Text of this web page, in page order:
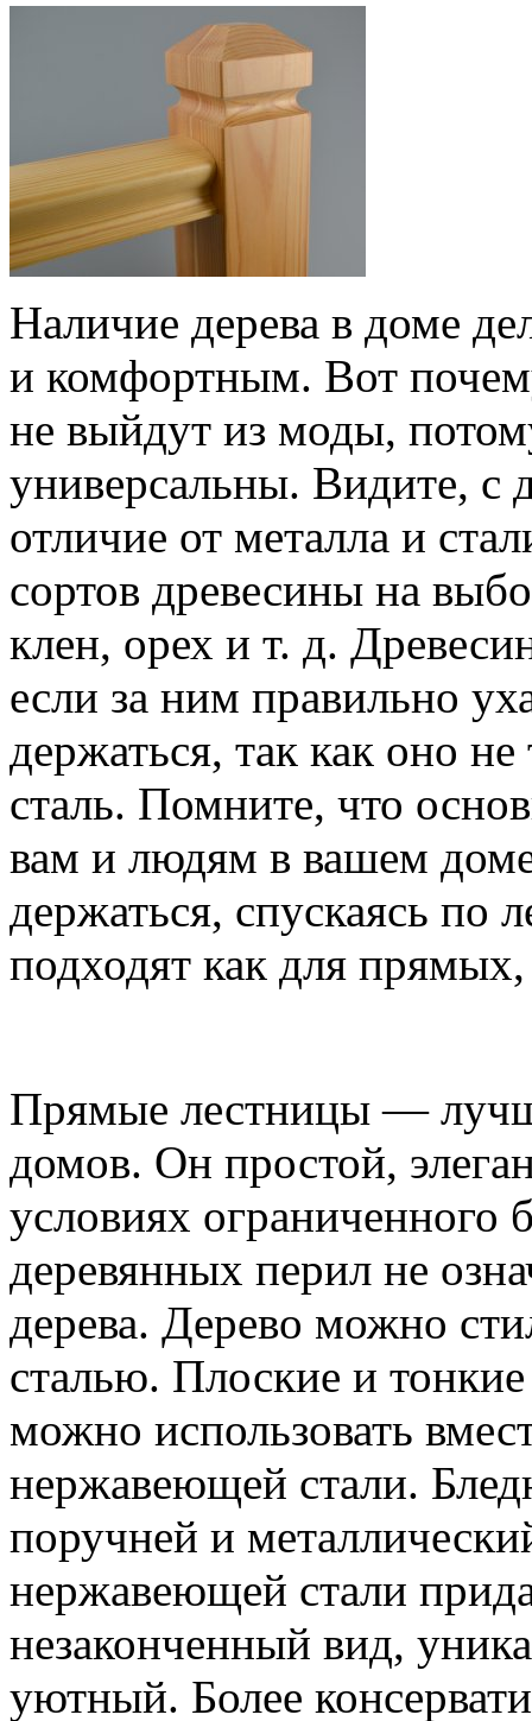
Наличие дерева в доме
и комфортным. Вот
не выйдут из моды,
универсальны. Видите, с
отличие от металла и
сортов древесины на
клен, орех и т. д.
если за ним правильно
держаться, так как оно не
сталь. Помните, что
вам и людям в вашем
держаться, спускаясь по
подходят как для
Прямые лестницы —
домов. Он простой,
условиях ограниченного
деревянных перил не
дерева. Дерево можно
сталью. Плоские и
можно использовать
нержавеющей стали.
поручней и
нержавеющей стали
незаконченный вид,
уютный. Более